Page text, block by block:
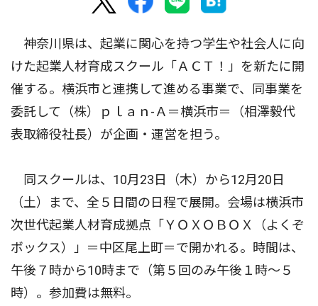
神奈川県は、起業に関心を持つ学生や社会人に向
けた起業人材育成スクール「ＡＣＴ！」を新たに開
催する。横浜市と連携して進める事業で、同事業を
委託して（株）ｐｌａｎ-Ａ＝横浜市＝（相澤毅代
表取締役社長）が企画・運営を担う。
同スクールは、10月23日（木）から12月20日
（土）まで、全５日間の日程で展開。会場は横浜市
次世代起業人材育成拠点「ＹＯＸＯＢＯＸ（よくぞ
ボックス）」＝中区尾上町＝で開かれる。時間は、
午後７時から10時まで（第５回のみ午後１時〜５
時）。参加費は無料。